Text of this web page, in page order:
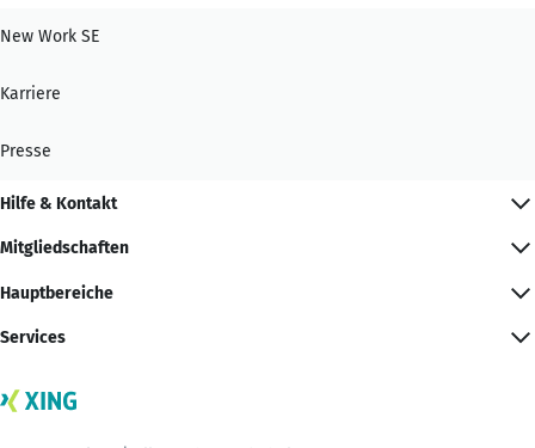
New Work SE
Karriere
Presse
Hilfe & Kontakt
Mitgliedschaften
Hauptbereiche
Services